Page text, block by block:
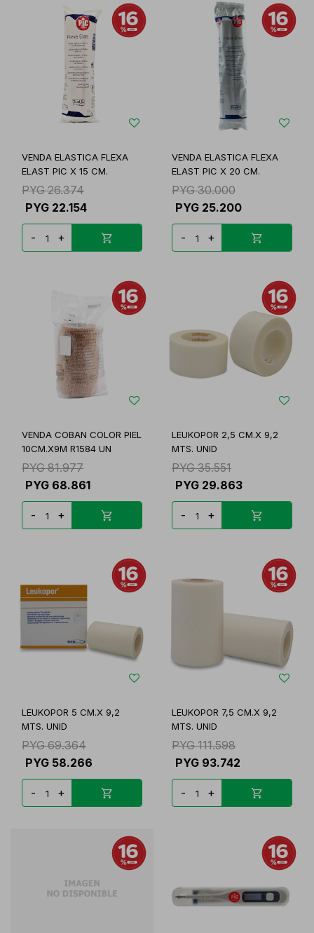
VENDA ELASTICA FLEXA
ELAST PIC X 15 CM.
PYG 26.374
PYG 22.154
- +
VENDA ELASTICA FLEXA
ELAST PIC X 20 CM.
PYG 30.000
PYG 25.200
- +
VENDA COBAN COLOR PIEL
10CM.X9M R1584 UN
PYG 81.977
PYG 68.861
- +
LEUKOPOR 2,5 CM.X 9,2
MTS. UNID
PYG 35.551
PYG 29.863
- +
LEUKOPOR 5 CM.X 9,2
MTS. UNID
PYG 69.364
PYG 58.266
- +
LEUKOPOR 7,5 CM.X 9,2
MTS. UNID
PYG 111.598
PYG 93.742
- +